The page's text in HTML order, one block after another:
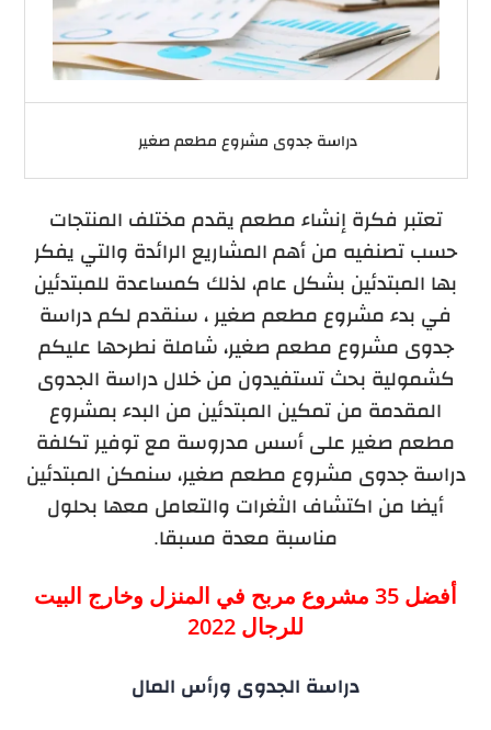
دراسة جدوى مشروع مطعم صغير
تعتبر فكرة إنشاء مطعم يقدم مختلف المنتجات
حسب تصنفيه من أهم المشاريع الرائدة والتي يفكر
بها المبتدئين بشكل عام، لذلك كمساعدة للمبتدئين
في بدء مشروع مطعم صغير ، سنقدم لكم دراسة
جدوى مشروع مطعم صغير، شاملة نطرحها عليكم
كشمولية بحث تستفيدون من خلال دراسة الجدوى
المقدمة من تمكين المبتدئين من البدء بمشروع
مطعم صغير على أسس مدروسة مع توفير تكلفة
دراسة جدوى مشروع مطعم صغير، سنمكن المبتدئين
أيضا من اكتشاف الثغرات والتعامل معها بحلول
مناسبة معدة مسبقا.
أفضل 35 مشروع مربح في المنزل وخارج البيت
للرجال 2022
دراسة الجدوى ورأس المال